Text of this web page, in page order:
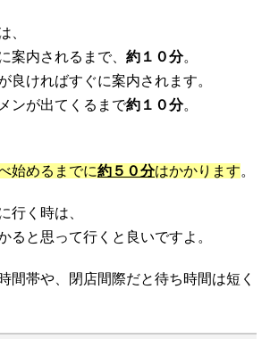
、
案内されるまで、 約１０分。
良ければすぐに案内されます。
ンが出てくるまで約１０分。
始めるまでに約５０分はかかります。
行く時は、
ると思って行くと良いですよ。
間帯や、閉店間際だと待ち時間は短く